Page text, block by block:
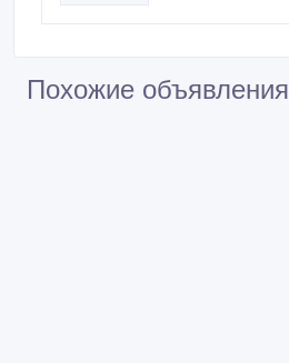
Похожие объявления